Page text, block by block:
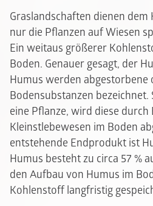
Graslandschaften dienen
nur die Pflanzen auf Wiesen
Ein weitaus größerer
Boden. Genauer gesagt, der
Humus werden abgestorbene
Bodensubstanzen
eine Pflanze, wird diese durch
Kleinstlebewesen im Boden
entstehende Endprodukt ist
Humus besteht zu circa 57 %
den Aufbau von Humus im
Kohlenstoff langfristig